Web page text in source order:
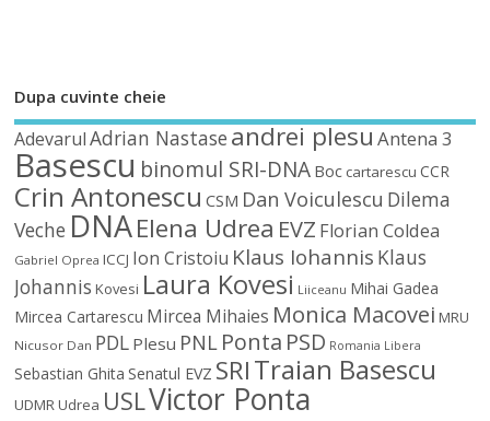
Dupa cuvinte cheie
Adevarul Adrian Nastaseandrei plesuAntena 3
Basescu binomul SRI-DNA Boc cartarescu CCR
Crin Antonescu CSM Dan Voiculescu Dilema
Veche DNAElena Udrea EVZ Florian Coldea
Gabriel Oprea ICCJ Ion Cristoiu Klaus Iohannis Klaus
Johannis Kovesi Laura Kovesi Liiceanu Mihai Gadea
Mircea Cartarescu Mircea Mihaies Monica Macovei MRU
Nicusor Dan PDL Plesu PNL Ponta PSD Romania Libera
Sebastian Ghita Senatul EVZ SRITraian Basescu
UDMRUdrea USLVictor Ponta